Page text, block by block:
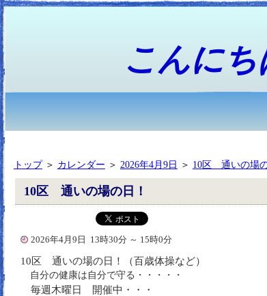
こんに
トップ＞ カレンダー ＞ 2026年4月9日 ＞ 10区 通いの場の
10区 通いの場の日！
2026年4月9日 13時30分 ～ 15時0分
10区 通いの場の日！（百歳体操など）
自分の健康は自分で守る・・・・・
毎週木曜日 開催中・・・